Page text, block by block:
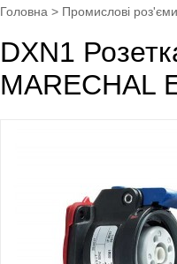
Головна > Промислові роз'єми
DXN1
MARECHAL